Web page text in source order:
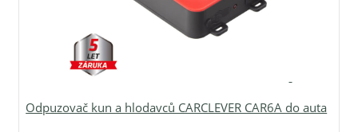
Odpuzovač kun a hlodavců CARCLEVER CAR6A do auta